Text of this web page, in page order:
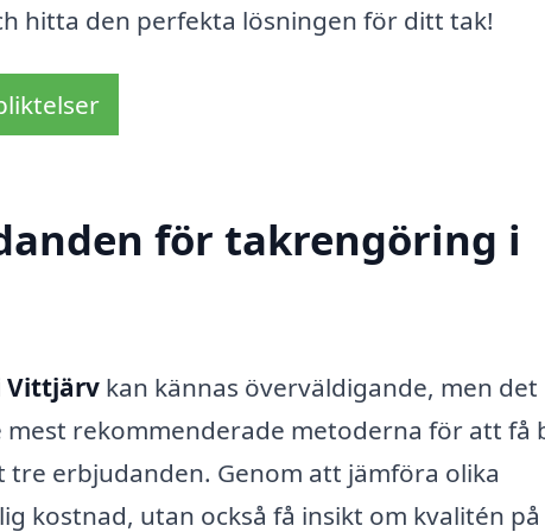
hitta den perfekta lösningen för ditt tak!
för takrengöring i
Vittjärv kan kännas överväldigande, men det
rekommenderade metoderna för att få
erbjudanden. Genom att jämföra olika
kostnad, utan också få insikt om kvalitén på